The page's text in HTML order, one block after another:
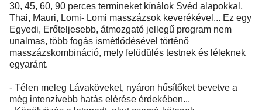
30, 45, 60, 90 perces termineket kínálok Svéd alapokkal,
Thai, Mauri, Lomi- Lomi masszázsok keverékével... Ez egy
Egyedi, Erőteljesebb, átmozgató jellegű program nem
unalmas, több fogás ismétlődésével történő
masszázskombináció, mely felüdülés testnek és léleknek
egyaránt.
- Télen meleg Lávaköveket, nyáron hűsítőket bevetve a
még intenzívebb hatás elérése érdekében...